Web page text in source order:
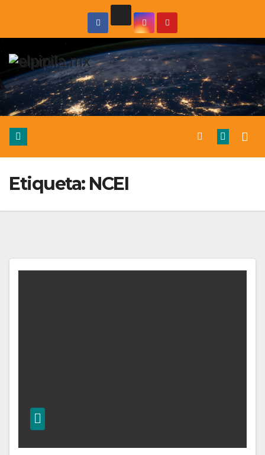
Etiqueta: NCEI